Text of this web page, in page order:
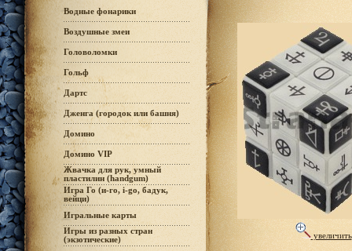
Водные фонарики
Воздушные змеи
Головоломки
Гольф
Дартс
Дженга (городок или башня)
Домино
Домино VIP
Жвачка для рук, умный
пластилин (handgum)
Игра Го (и-го, i-go, бадук,
вейци)
Игральные карты
Игры из разных стран
(экзотические)
увеличить